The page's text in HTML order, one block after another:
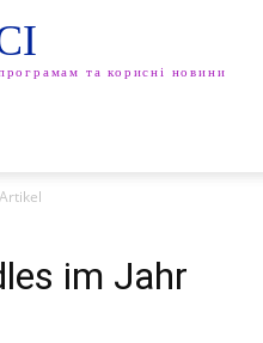
та корисні новини
im Jahr